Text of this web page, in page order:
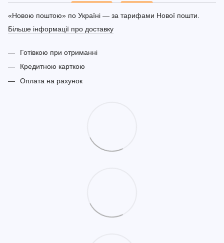
«Новою поштою» по Україні — за тарифами Нової пошти.
Більше інформації про доставку
Готівкою при отриманні
Кредитною карткою
Оплата на рахунок